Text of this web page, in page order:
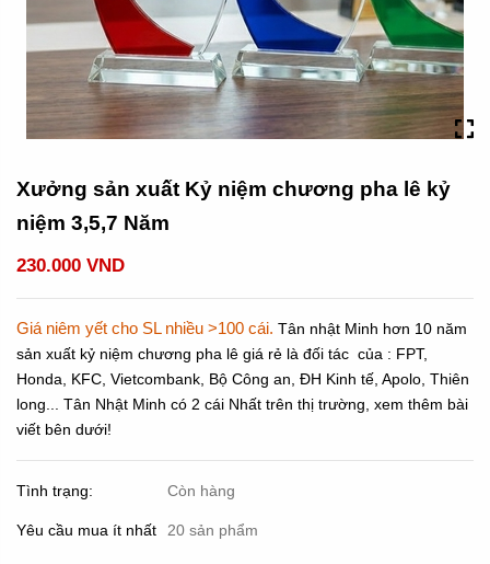
Xưởng sản xuất Kỷ niệm chương pha lê kỷ
niệm 3,5,7 Năm
230.000 VND
Giá niêm yết cho SL nhiều >100 cái. Tân nhật Minh hơn 10 năm
sản xuất kỷ niệm chương pha lê giá rẻ là đối tác của : FPT,
Honda, KFC, Vietcombank, Bộ Công an, ĐH Kinh tế, Apolo, Thiên
long... Tân Nhật Minh có 2 cái Nhất trên thị trường, xem thêm bài
viết bên dưới!
Tình trạng: Còn hàng
Yêu cầu mua ít nhất 20 sản phẩm